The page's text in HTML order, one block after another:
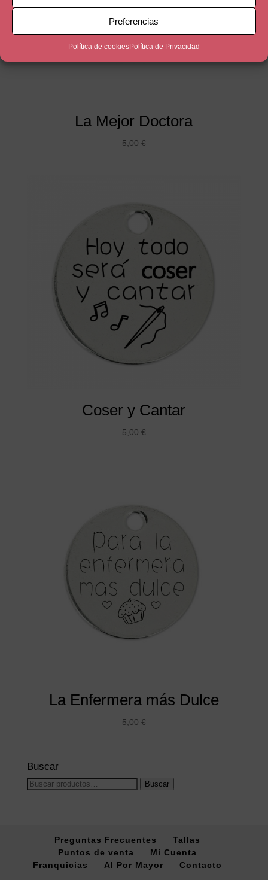
Preferencias
Política de cookiesPolítica de Privacidad
La Mejor Doctora
5,00 €
Coser y Cantar
5,00 €
La Enfermera más Dulce
5,00 €
Buscar
Buscar
Buscar
Preguntas Frecuentes
Tallas
Puntos de venta
Mi Cuenta
Franquicias
Al Por Mayor Contacto